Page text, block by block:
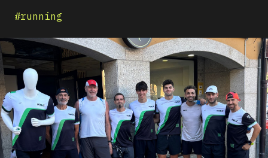
#running